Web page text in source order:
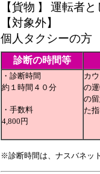
【貨物 】
運転者と
【対象外】
個人タクシーの方
診断の時間等
・診断時間
約１時間４０分
・手数料
4,800円
カ
の
の
た
※診断時間は、ナスバネッ